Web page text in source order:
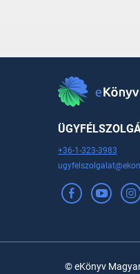
+36-1-323-3983
© eKönyv